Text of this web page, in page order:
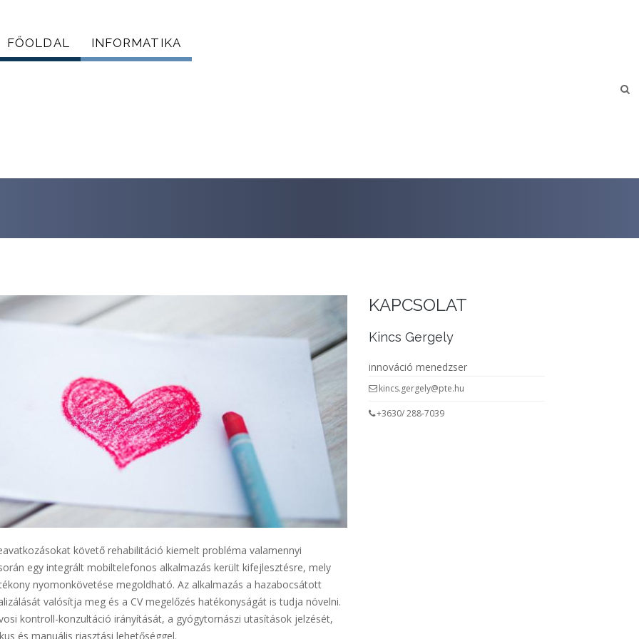
FŐOLDAL INFORMATIKA
követő rehabilitáció kiemelt probléma valamennyi
egy integrált mobiltelefonos alkalmazás került kifejlesztésre, mely
nyomonkövetése megoldható. Az alkalmazás a hazabocsátott
valósítja meg és a CV megelőzés hatékonyságát is tudja növelni.
kontroll-konzultáció irányítását, a gyógytornászi utasítások jelzését,
és manuális riasztási lehetőséggel.
KAPCSOLAT
Kincs Gergely
innováció menedzser
kincs.gergely@pte.hu
+3630/ 288-7039